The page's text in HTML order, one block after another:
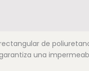
de
una